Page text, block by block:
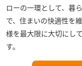
ローの一環として、暮
で、住まいの快適性を
様を最大限に大切にし
す。